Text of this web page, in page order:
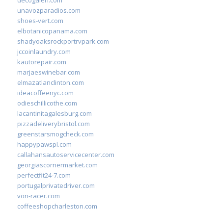
unavozparadios.com
shoes-vert.com
elbotanicopanama.com
shadyoaksrockportrvpark.com
jccoinlaundry.com
kautorepair.com
marjaeswinebar.com
elmazatlanclinton.com
ideacoffeenyc.com
odieschillicothe.com
lacantinitagalesburg.com
pizzadeliverybristol.com
greenstarsmogcheck.com
happypawspl.com
callahansautoservicecenter.com
georgiascornermarket.com
perfectfit24-7.com
portugalprivatedriver.com
von-racer.com
coffeeshopcharleston.com